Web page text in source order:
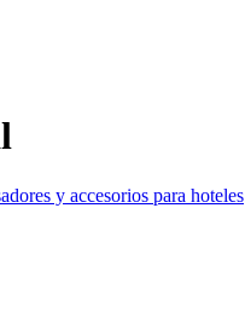
y accesorios para hoteles